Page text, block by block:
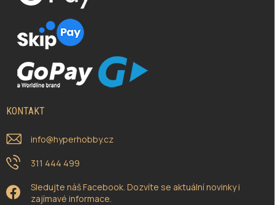
KONTAKT
info@hyperhobby.cz
311 444 499
Sledujte náš Facebook. Dozvíte se aktuální novinky i
zajímavé informace.